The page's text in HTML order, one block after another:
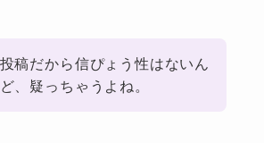
稿だから信ぴょう性はないん
、疑っちゃうよね。